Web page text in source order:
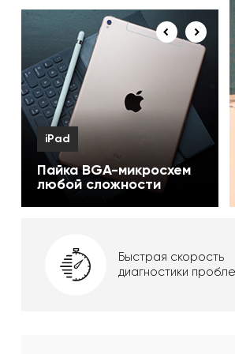
MacBook
Ремонт на ИК паяльной
станции
iPad
Пайка BGA-микросхем
любой сложности
Быстрая скорость
диагностики